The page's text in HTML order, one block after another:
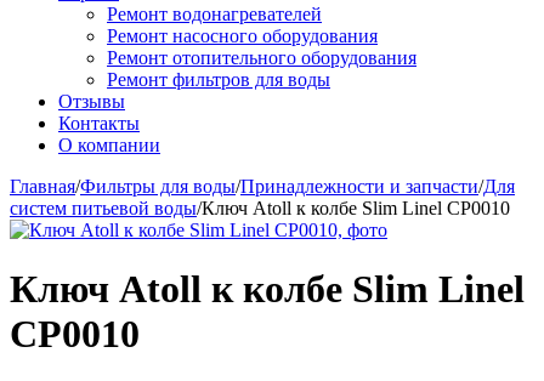
Ремонт водонагревателей
Ремонт насосного оборудования
Ремонт отопительного оборудования
Ремонт фильтров для воды
Отзывы
Контакты
О компании
Главная/Фильтры для воды/Принадлежности и запчасти/Для
систем питьевой воды/Ключ Atoll к колбе Slim Linel CP0010
Ключ Atoll к колбе Slim Linel
CP0010